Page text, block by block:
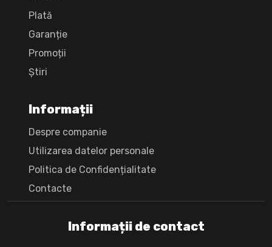
Informații de contact
Plată
Garanție
Promoții
Știri
Informații
Despre companie
Utilizarea datelor personale
Politica de Confidențialitate
Сontacte